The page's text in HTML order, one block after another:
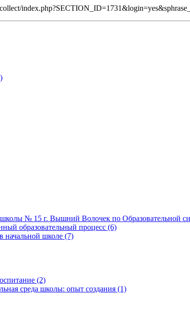
№ 15 г. Вышний Волочек по Образовательной
образовательный процесс (6)
начальной школе (7)
(2)
среда школы: опыт создания (1)